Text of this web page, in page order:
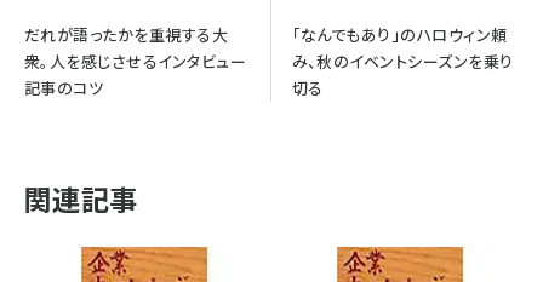
だれが語ったかを重視する大
衆。人を感じさせるインタビュー
記事のコツ
「なんでもあり」のハロウィン頼
み、秋のイベントシーズンを乗り
切る
関連記事